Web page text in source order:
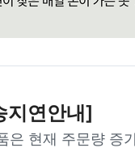
지연안내]
은 현재 주문량 증